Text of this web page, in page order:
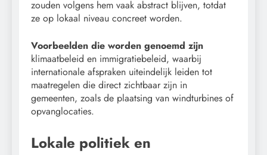
zouden volgens hem vaak abstract blijven, totdat
ze op lokaal niveau concreet worden.
Voorbeelden die worden genoemd zijn
klimaatbeleid en immigratiebeleid, waarbij
internationale afspraken uiteindelijk leiden tot
maatregelen die direct zichtbaar zijn in
gemeenten, zoals de plaatsing van windturbines of
opvanglocaties.
Lokale politiek en